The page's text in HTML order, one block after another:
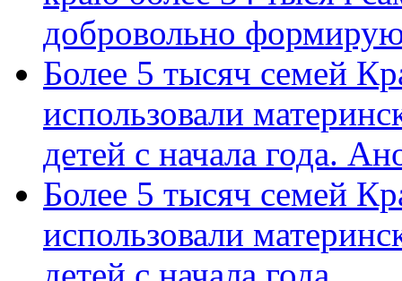
добровольно
Более 5 тысяч семей
использовали
детей с начала года.
Более 5 тысяч семей
использовали